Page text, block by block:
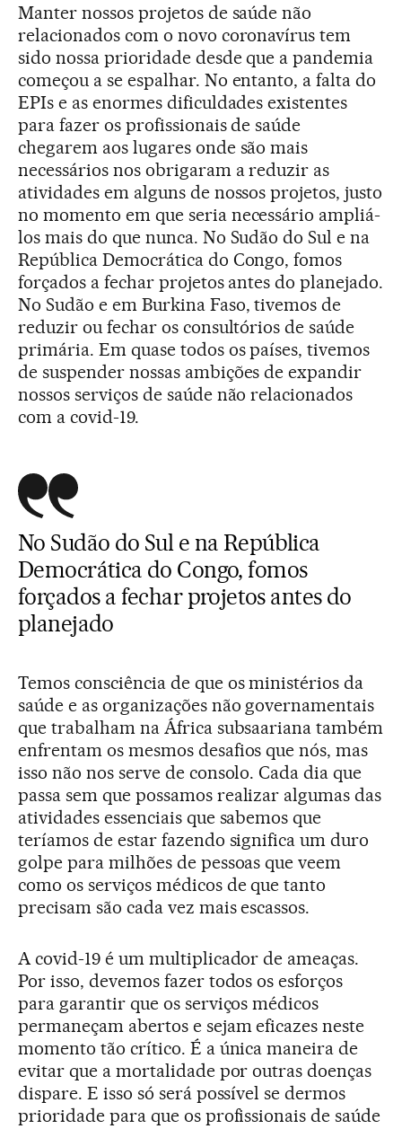
Manter nossos projetos de saúde não
relacionados com o novo coronavírus tem
sido nossa prioridade desde que a pandemia
começou a se espalhar. No entanto, a falta do
EPIs e as enormes dificuldades existentes
para fazer os profissionais de saúde
chegarem aos lugares onde são mais
necessários nos obrigaram a reduzir as
atividades em alguns de nossos projetos, justo
no momento em que seria necessário ampliá-
los mais do que nunca. No Sudão do Sul e na
República Democrática do Congo, fomos
forçados a fechar projetos antes do planejado.
No Sudão e em Burkina Faso, tivemos de
reduzir ou fechar os consultórios de saúde
primária. Em quase todos os países, tivemos
de suspender nossas ambições de expandir
nossos serviços de saúde não relacionados
com a covid-19.
No Sudão do Sul e na República
Democrática do Congo, fomos
forçados a fechar projetos antes do
planejado
Temos consciência de que os ministérios da
saúde e as organizações não governamentais
que trabalham na África subsaariana também
enfrentam os mesmos desafios que nós, mas
isso não nos serve de consolo. Cada dia que
passa sem que possamos realizar algumas das
atividades essenciais que sabemos que
teríamos de estar fazendo significa um duro
golpe para milhões de pessoas que veem
como os serviços médicos de que tanto
precisam são cada vez mais escassos.
A covid-19 é um multiplicador de ameaças.
Por isso, devemos fazer todos os esforços
para garantir que os serviços médicos
permaneçam abertos e sejam eficazes neste
momento tão crítico. É a única maneira de
evitar que a mortalidade por outras doenças
dispare. E isso só será possível se dermos
prioridade para que os profissionais de saúde